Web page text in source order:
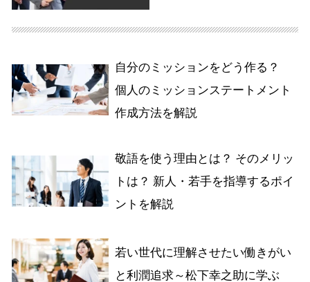
自分のミッションをどう作る？
個人のミッションステートメント
作成方法を解説
敬語を使う理由とは？ そのメリッ
トは？ 新人・若手を指導するポイ
ントを解説
若い世代に理解させたい働きがい
と利潤追求～松下幸之助に学ぶ